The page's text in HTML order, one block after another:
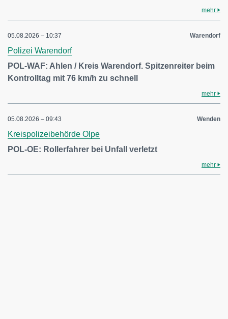
mehr
05.08.2026 – 10:37 Warendorf
Polizei Warendorf
POL-WAF: Ahlen / Kreis Warendorf. Spitzenreiter beim
Kontrolltag mit 76 km/h zu schnell
mehr
05.08.2026 – 09:43 Wenden
Kreispolizeibehörde Olpe
POL-OE: Rollerfahrer bei Unfall verletzt
mehr